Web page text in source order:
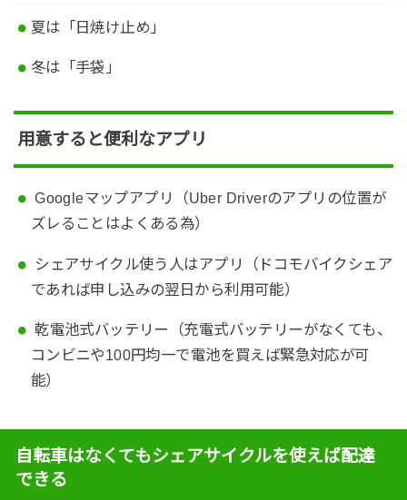
夏は「日焼け止め」
冬は「手袋」
用意すると便利なアプリ
Googleマップアプリ（Uber Driverのアプリの位置が
ズレることはよくある為）
シェアサイクル使う人はアプリ（ドコモバイクシェア
であれば申し込みの翌日から利用可能）
乾電池式バッテリー（充電式バッテリーがなくても、
コンビニや100円均一で電池を買えば緊急対応が可
能）
自転車はなくてもシェアサイクルを使えば配達
できる